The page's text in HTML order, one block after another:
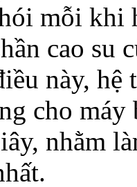
mỗi khi
cao su
này, hệ
cho máy
nhằm